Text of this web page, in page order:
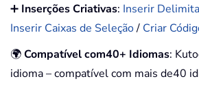
➕ Inserções Criativas: Inserir
Inserir Caixas de Seleção/ Criar
🌍Compatível com40+ Idiomas:
idioma – compatível com mais de40